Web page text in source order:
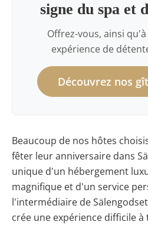
signe du spa et
Offrez-vous, ainsi
expérience de
Découvrez nos
Beaucoup de nos hôtes
fêter leur anniversaire dans
unique d'un hébergement
magnifique et d'un service
l'intermédiaire de
crée une expérience difficile